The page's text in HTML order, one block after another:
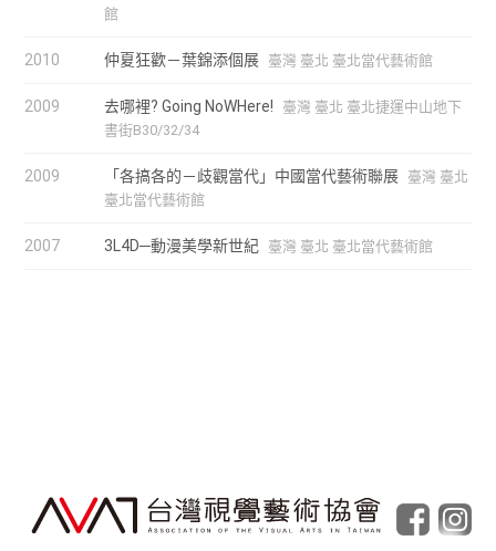
館
2010 仲夏狂歡－葉錦添個展 臺灣 臺北 臺北當代藝術館
2009 去哪裡? Going NoWHere!
臺灣 臺北 臺北捷運中山地下
書街B30/32/34
2009 「各搞各的－歧觀當代」中國當代藝術聯展 臺灣 臺北
臺北當代藝術館
2007 3L4D─動漫美學新世紀 臺灣 臺北 臺北當代藝術館